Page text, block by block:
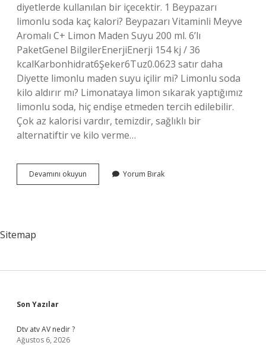
diyetlerde kullanılan bir içecektir. 1 Beypazarı
limonlu soda kaç kalori? Beypazarı Vitaminli Meyve
Aromalı C+ Limon Maden Suyu 200 ml. 6’lı
PaketGenel BilgilerEnerjiEnerji 154 kj / 36
kcalKarbonhidrat6Şeker6Tuz0.0623 satır daha
Diyette limonlu maden suyu içilir mi? Limonlu soda
kilo aldırır mı? Limonataya limon sıkarak yaptığımız
limonlu soda, hiç endişe etmeden tercih edilebilir.
Çok az kalorisi vardır, temizdir, sağlıklı bir
alternatiftir ve kilo verme…
Devamını okuyun Beypazarı
Limonlu
Yorum Bırak
Sitemap
Sidebar
Son Yazılar
Dtv atv AV nedir ?
Ağustos 6, 2026